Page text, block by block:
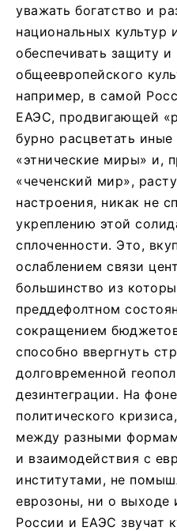
уважать богатство и
национальных культур
обеспечивать защиту и
общеевропейского
например, в самой
ЕАЭС, продвигающей
бурно расцветать
«этнические миры» и,
«чеченский мир»,
настроения, никак не
укреплению этой
сплоченности. Это,
ослаблением связи
большинство из
преддефолтном
сокращением
способно ввергнуть
долговременной
дезинтеграции. На
политического
между разными
и взаимодействия с
институтами, не
еврозоны, ни о выходе
России и ЕАЭС звучат